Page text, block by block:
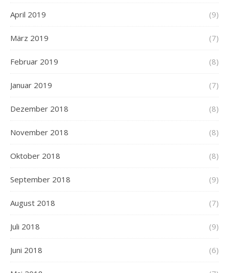
April 2019 (9)
März 2019 (7)
Februar 2019 (8)
Januar 2019 (7)
Dezember 2018 (8)
November 2018 (8)
Oktober 2018 (8)
September 2018 (9)
August 2018 (7)
Juli 2018 (9)
Juni 2018 (6)